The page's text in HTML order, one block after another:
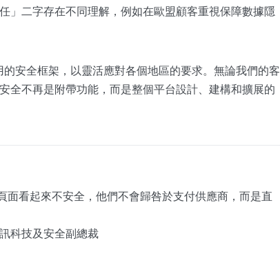
」二字存在不同理解，例如在歐盟顧客重視保障數據隱
安全框架，以靈活應對各個地區的要求。無論我們的客
全不再是附帶功能，而是整個平台設計、建構和擴展的
面看起來不安全，他們不會歸咎於支付供應商，而是直
科技及安全副總裁